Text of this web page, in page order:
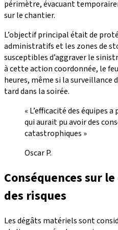
périmètre, évacuant
sur le chantier.
L’objectif principal était de
administratifs et les zones de
susceptibles d’aggraver le
à cette action coordonnée, le
heures, même si la surveillance
tard dans la soirée.
« L’efficacité des équipes
qui aurait pu avoir des
catastrophiques »
Oscar P.
Conséquences sur
des risques
Les dégâts matériels sont